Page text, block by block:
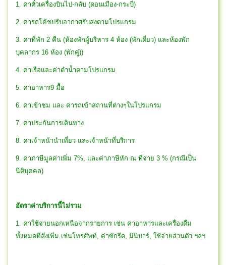
1. ค่าตั๋วเครื่องบินไป-กลับ (ดอนเมือง-กระบี่)
2. ค่ารถโค้ชปรับอากาศรับส่งตามโปรแกรม
3. ค่าที่พัก 2 คืน (ห้องพักผู้บริหาร 4 ห้อง (พักเดี่ยว) และห้องพัก
บุคลากร 16 ห้อง (พักคู่))
4. ค่าเรือและค่าดำน้ำตามโปรแกรม
5. ค่าอาหาร9 มื้อ
6. ค่าเข้าชม และ ค่ารถเข้าสถานที่ต่างๆในโปรแกรม
7. ค่าประกันการเดินทาง
8. ค่าเจ้าหน้านำเที่ยว และเจ้าหน้าที่บริการ
9. ค่าภาษีมูลค่าเพิ่ม 7%, และค่าภาษีหัก ณ ที่จ่าย 3 % (กรณีเป็น
นิติบุคคล)
อัตราค่าบริการนี้ไม่รวม
1. ค่าใช้จ่ายนอกเหนือจากรายการ เช่น ค่าอาหารและเครื่องดื่ม
ทั้งหมดที่สั่งเพิ่ม เช่นโทรศัพท์, ค่าซักรีด, มินิบาร์, ใช้จ่ายส่วนตัว ฯลฯ